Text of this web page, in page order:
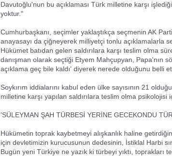
Davutoğlu'nun bu açıklaması Türk milletine karşı
yoktur."
Cumhurbaşkanı, seçimler yaklaştıkça seçmenin AK
anayasayı da çiğneyerek milliyetçi tonlu açıklamalarla
Hükümet batıdan gelen saldırılara karşı teslim olma
danışman olarak seçtiği Etyem Mahçupyan, Papa'nın
açıklama geç bile kaldı' diyerek nerede olduğunu belli
Soykırım iddialarını kabul eden ülke sayısının 21
milletine karşı yapılan saldırılara teslim olma psikolojisi
'SÜLEYMAN ŞAH TÜRBESİ YERİNE GECEKONDU
Hükümetin toprak kaybetmeyi alışkanlık haline
için devletimizin kurucusunun dedesinin, İstiklal Harbi
Bugün yeni Türkiye ne yazık ki türbeyi yıktı, toprakları